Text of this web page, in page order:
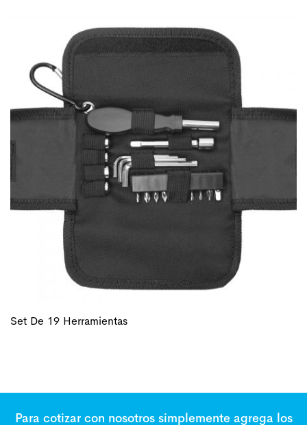
Set De 19 Herramientas
Para cotizar con nosotros simplemente agrega los